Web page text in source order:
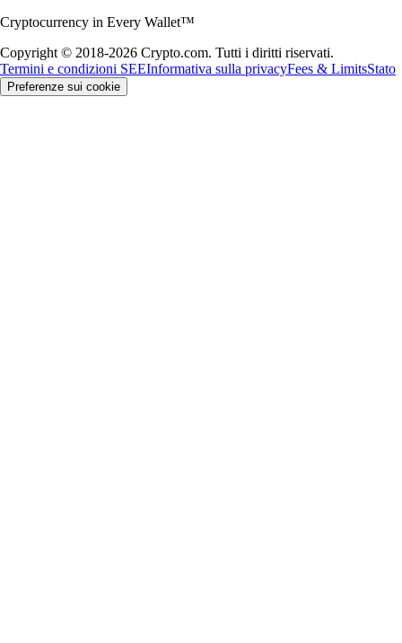
Cryptocurrency in Every Wallet™
Copyright © 2018-2026 Crypto.com. Tutti i diritti riservati.
Termini e condizioni SEEInformativa sulla privacyFees & LimitsStato
Preferenze sui cookie